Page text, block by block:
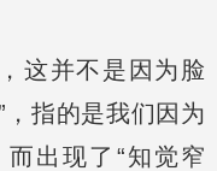
这并不是因为脸
指的是我们因为
出现了“知觉窄